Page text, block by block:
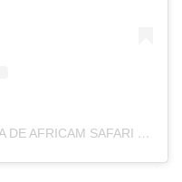
UNA PUBLICACIÓN COMPARTIDA DE AFRICAM SAFARI (@AFRICAMSAFARIPUEBLA)